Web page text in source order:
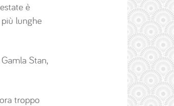
è
lunghe
Stan,
troppo